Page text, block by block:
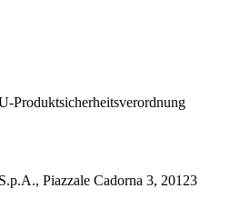
Produktsicherheitsverordnung
Piazzale Cadorna 3, 20123